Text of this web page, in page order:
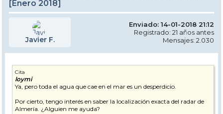
[Enero 2018]
Javier F.
Enviado: 14-01-2018 21:12
Registrado: 21 años antes
Mensajes: 2.030
Cita
loymi
Ya, pero toda el agua que cae en el mar es un desperdicio.
Por cierto, tengo interés en saber la localización exacta del radar de
Almería. ¿Alguien me ayuda?